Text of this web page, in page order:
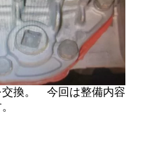
交換。 今回は整備内容